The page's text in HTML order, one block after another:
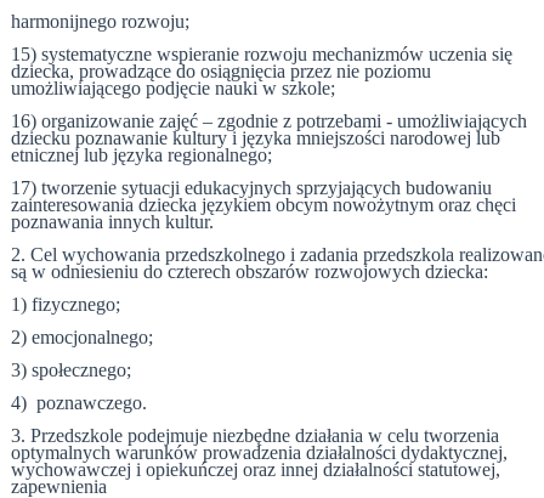
harmonijnego rozwoju;
15) systematyczne wspieranie rozwoju mechanizmów uczenia się
dziecka, prowadzące do osiągnięcia przez nie poziomu
umożliwiającego podjęcie nauki w szkole;
16) organizowanie zajęć – zgodnie z potrzebami - umożliwiających
dziecku poznawanie kultury i języka mniejszości narodowej lub
etnicznej lub języka regionalnego;
17) tworzenie sytuacji edukacyjnych sprzyjających budowaniu
zainteresowania dziecka językiem obcym nowożytnym oraz chęci
poznawania innych kultur.
2. Cel wychowania przedszkolnego i zadania przedszkola
sąw odniesieniu do czterech obszarów rozwojowych dziecka:
1) fizycznego;
2) emocjonalnego;
3) społecznego;
4) poznawczego.
3. Przedszkole podejmuje niezbędne działania w celu tworzenia
optymalnych warunków prowadzenia działalności dydaktycznej,
wychowawczej i opiekuńczej oraz innej działalności statutowej,
zapewnienia